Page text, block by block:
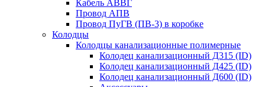
Кабель АВВГ
Провод АПВ
Провод ПуГВ (ПВ-3) в коробке
Колодцы
Колодцы канализационные полимерные
Колодец канализационный Д315 (ID)
Колодец канализационный Д425 (ID)
Колодец канализационный Д600 (ID)